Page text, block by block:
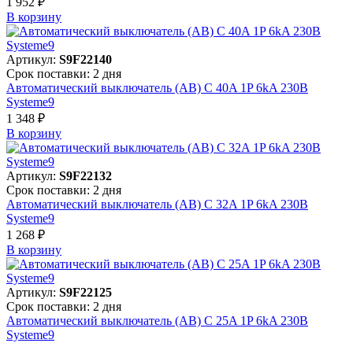
В корзинy
Артикул: S9F22140
Срок поставки: 2 дня
Автоматический выключатель (АВ) C 40A 1P 6kA 230В
Systeme9
1 348 ₽
В корзинy
Артикул: S9F22132
Срок поставки: 2 дня
Автоматический выключатель (АВ) C 32A 1P 6kA 230В
Systeme9
1 268 ₽
В корзинy
Артикул: S9F22125
Срок поставки: 2 дня
Автоматический выключатель (АВ) C 25A 1P 6kA 230В
Systeme9